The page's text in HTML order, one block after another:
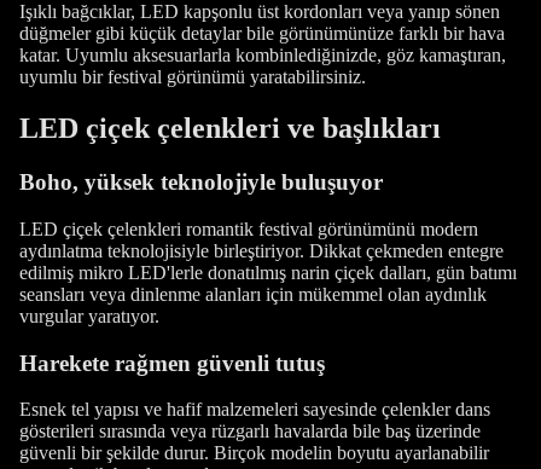
Işıklı bağcıklar, LED kapşonlu üst kordonları veya yanıp sönen
düğmeler gibi küçük detaylar bile görünümünüze farklı bir hava
katar. Uyumlu aksesuarlarla kombinlediğinizde, göz kamaştıran,
uyumlu bir festival görünümü yaratabilirsiniz.
LED çiçek çelenkleri ve başlıkları
Boho, yüksek teknolojiyle buluşuyor
LED çiçek çelenkleri romantik festival görünümünü modern
aydınlatma teknolojisiyle birleştiriyor. Dikkat çekmeden entegre
edilmiş mikro LED'lerle donatılmış narin çiçek dalları, gün batımı
seansları veya dinlenme alanları için mükemmel olan aydınlık
vurgular yaratıyor.
Harekete rağmen güvenli tutuş
Esnek tel yapısı ve hafif malzemeleri sayesinde çelenkler dans
gösterileri sırasında veya rüzgarlı havalarda bile baş üzerinde
güvenli bir şekilde durur. Birçok modelin boyutu ayarlanabilir